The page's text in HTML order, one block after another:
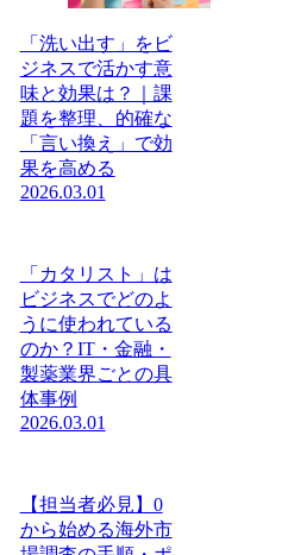
「洗い出す」をビ
ジネスで活かす意
味と効果は？｜課
題を整理、的確な
「言い換え」で効
果を高める
2026.03.01
「カタリスト」は
ビジネスでどのよ
うに使われている
のか？IT・金融・
製薬業界ごとの具
体事例
2026.03.01
【担当者必見】0
から始める海外市